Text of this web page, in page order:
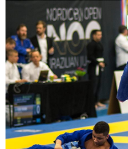
VÅRA INSTRUKTÖRER
LOKALEN
MERCH
KONTAKT
ANMÄLAN